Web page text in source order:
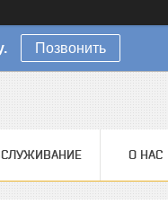
Позвонить
О НАС